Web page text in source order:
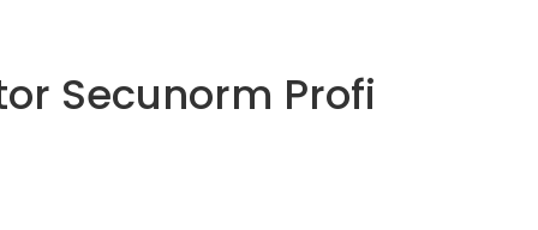
Secunorm Profi